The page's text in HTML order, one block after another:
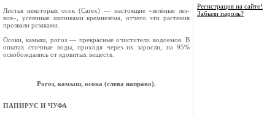
Листья некоторых осок (Carex) — настоящие «зелёные лез­
вия», усеянные шипиками крем­незёма, отчего эти растения
проз­вали резаками.
Осоки, камыш, рогоз — пре­красные очистители водоёмов. В
опытах сточные воды, проходя через их заросли, на 95%
осво­бождались от ядовитых веществ.
Рогоз, камыш, осока (слева направо).
ПАПИРУС И ЧУФА
Регистрация на сайте!
Забыли пароль?